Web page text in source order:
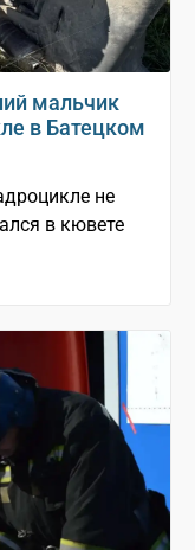
мальчик
в Батецком
не
в кювете